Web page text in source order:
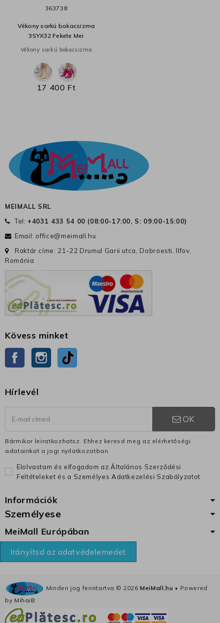
363738
Vékony sarkú bokacsizma
3SYX32 Fekete Mei
Vékony sarkú bokacsizma
17 400 Ft
MEIMALL SRL
Tel: +4031 433 54 00 (08:00-17:00, S: 09:00-15:00)
Email: office@meimall.hu
Raktár címe: 21-22 Drumul Garii utca, Dobroesti, Ilfov,
Románia
Kövess minket
Facebook Instagram
Hírlevél
OK
Bármikor leiratkozhatsz. Ehhez keresd meg az elérhetőségi
adatainkat a jogi nyilatkozatban.
Elolvastam és elfogadom az Általános Szerződési
Feltételeket és a Személyes Adatkezelési Szabályzatot
Információk
Személyese
MeiMall Európában
Irányítsd az adatvédelemedet
Minden jog fenntartva © 2026MeiMall.hu • Powered
by MihaiB